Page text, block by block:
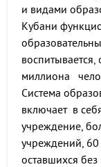
и видами
Кубани
миллиона
Система
включает в
учреждение,
учреждений, 60
оставшихся